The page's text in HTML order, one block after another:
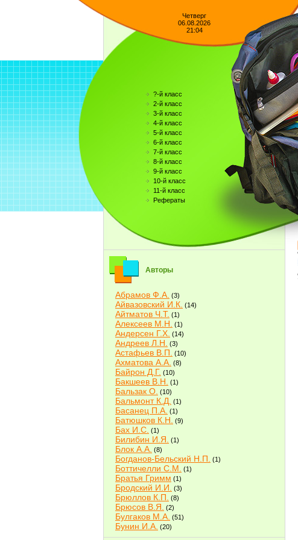
Четверг
06.08.2026
21:04
?-й класс
2-й класс
3-й класс
4-й класс
5-й класс
6-й класс
7-й класс
8-й класс
9-й класс
10-й класс
11-й класс
Рефераты
Авторы
Абрамов Ф.А. (3)
Айвазовский И.К. (14)
Айтматов Ч.Т. (1)
Алексеев М.Н. (1)
Андерсен Г.Х. (14)
Андреев Л.Н. (3)
Астафьев В.П. (10)
Ахматова А.А. (8)
Байрон Д.Г. (10)
Бакшеев В.Н. (1)
Бальзак О. (10)
Бальмонт К.Д. (1)
Басанец П.А. (1)
Батюшков К.Н. (9)
Бах И.С. (1)
Билибин И.Я. (1)
Блок А.А. (8)
Богданов-Бельский Н.П. (1)
Боттичелли С.М. (1)
Братья Гримм (1)
Бродский И.И. (3)
Брюллов К.П. (8)
Брюсов В.Я. (2)
Булгаков М.А. (51)
Бунин И.А. (20)
Быков В.В.(2)